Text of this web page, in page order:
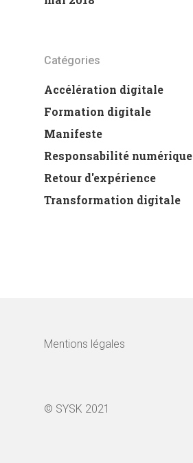
Catégories
Accélération digitale
Formation digitale
Manifeste
Responsabilité numérique
Retour d'expérience
Transformation digitale
Mentions légales
© SYSK 2021